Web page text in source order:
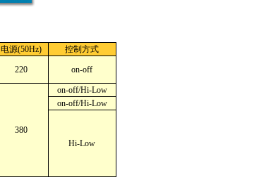
电源(50Hz)
控制方式
220 on-off
380
on-off/Hi-Low
on-off/Hi-Low
Hi-Low